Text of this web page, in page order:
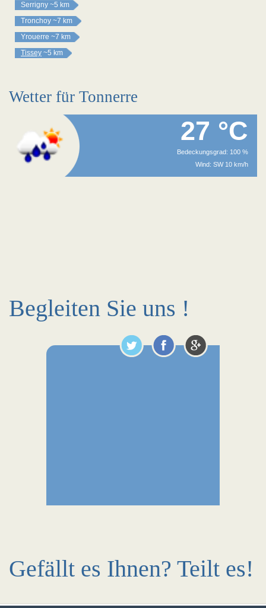
Serrigny ~5 km
Tronchoy ~7 km
Yrouerre ~7 km
Tissey ~5 km
Wetter für Tonnerre
27 °C
Bedeckungsgrad: 100 %
Wind: SW 10 km/h
Begleiten Sie uns !
Gefällt es Ihnen? Teilt es!